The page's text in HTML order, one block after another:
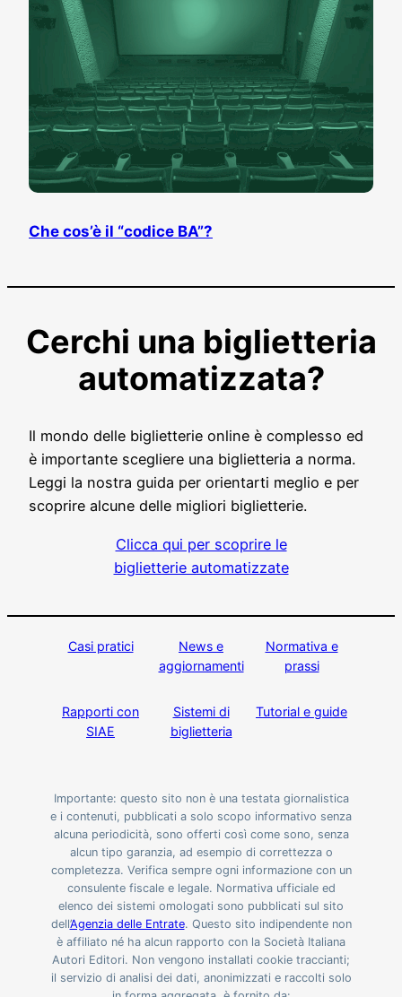
Che cos’è il “codice BA”?
Cerchi una biglietteria
automatizzata?
Il mondo delle biglietterie online è complesso ed
è importante scegliere una biglietteria a norma.
Leggi la nostra guida per orientarti meglio e per
scoprire alcune delle migliori biglietterie.
Clicca qui per scoprire le
biglietterie automatizzate
Casi pratici
News e
aggiornamenti
Normativa e
prassi
Rapporti con
SIAE
Sistemi di
biglietteria
Tutorial e guide
Importante: questo sito non è una testata giornalistica
e i contenuti, pubblicati a solo scopo informativo senza
alcuna periodicità, sono offerti così come sono, senza
alcun tipo garanzia, ad esempio di correttezza o
completezza. Verifica sempre ogni informazione con un
consulente fiscale e legale. Normativa ufficiale ed
elenco dei sistemi omologati sono pubblicati sul sito
dell’Agenzia delle Entrate. Questo sito indipendente non
è affiliato né ha alcun rapporto con la Società Italiana
Autori Editori. Non vengono installati cookie traccianti;
il servizio di analisi dei dati, anonimizzati e raccolti solo